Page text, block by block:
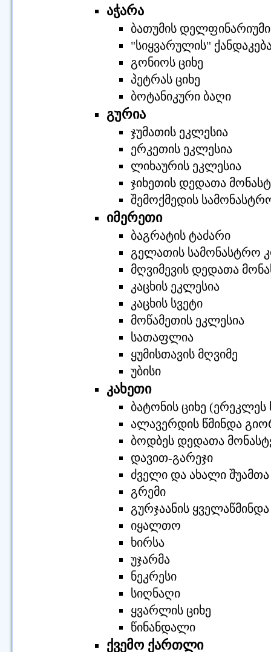
აჭარა
ბათუმის დელფინარიუმი
"სიყვარულის"
გონიოს ციხე
პეტრას ციხე
ბოტანიკური ბაღი
გურია
ჯუმათის ეკლესია
ერკეთის ეკლესია
ლიხაურის ეკლესია
ჯიხეთის დედათა
შემოქმედის
იმერეთი
ბაგრატის ტაძარი
გელათის სამონასტრო
მღვიმევის დედათა
კაცხის ეკლესია
კაცხის სვეტი
მოწამეთის ეკლესია
სათაფლია
ყუმისთავის მღვიმე
უბისი
კახეთი
ბატონის ციხე (ერეკლეს
ალავერდის წმინდა
ბოდბეს დედათა
დავით-გარეჯი
ძველი და ახალი შუამთა
გრემი
გურჯაანის ყველაწმინდა
იყალთო
ხირსა
უჯარმა
ნეკრესი
სიღნაღი
ყვარლის ციხე
წინანდალი
ქვემო ქართლი